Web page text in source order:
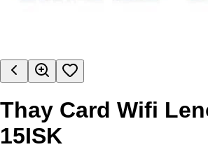
Thay Card Wifi
15ISK